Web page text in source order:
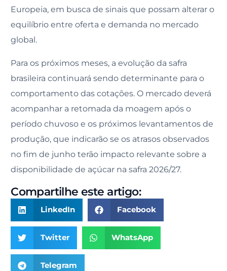
Europeia, em busca de sinais que possam alterar o
equilíbrio entre oferta e demanda no mercado
global.
Para os próximos meses, a evolução da safra
brasileira continuará sendo determinante para o
comportamento das cotações. O mercado deverá
acompanhar a retomada da moagem após o
período chuvoso e os próximos levantamentos de
produção, que indicarão se os atrasos observados
no fim de junho terão impacto relevante sobre a
disponibilidade de açúcar na safra 2026/27.
Compartilhe este artigo:
LinkedIn Facebook
Twitter WhatsApp
Telegram